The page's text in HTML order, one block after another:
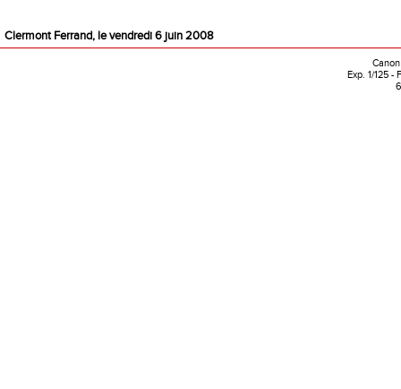
Clermont Ferrand, le vendredi 6 juin 2008
Exp. 1/125 -